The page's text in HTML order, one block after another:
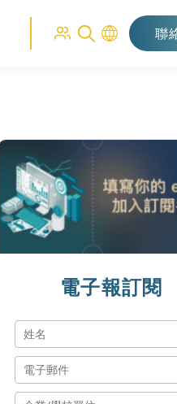
聯
電子報訂閱